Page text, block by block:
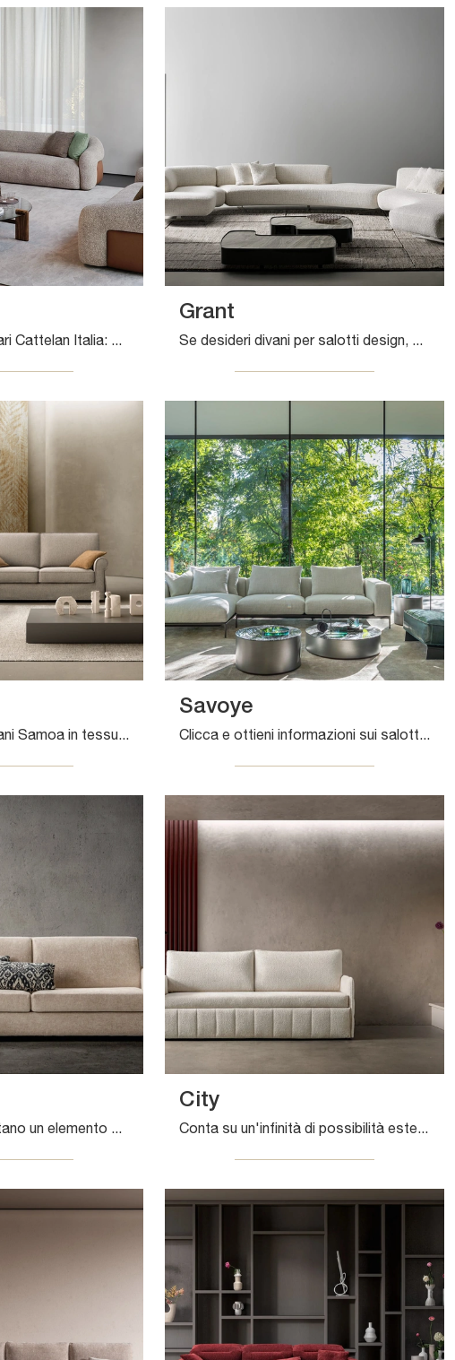
Salotti e divani lineari Cattelan Italia: ecco a te il modello Baldwin in tessuto per valorizzare il living.
Grant
Se desideri divani per salotti design, clicca e leggi di più sul modello Grant in tessuto della firma Bonaldo.
Cerchi salotti e divani Samoa in tessuto? Clicca e scopri di più sul modello Love per spazi classici.
Savoye
Clicca e ottieni informazioni sui salotti moderni di Desirèe! Differenti modelli di divani, come Savoye, ti aspettano.
I Salotti rappresentano un elemento del soggiorno veramente imprescindibile, da arredare attentamente posizionando divani, poltrone e pouf.
City
Conta su un'infinità di possibilità estetiche, dalle cromie alle finiture, dalle dimensioni alle conformazioni: i modelli lineari ti aspettano.